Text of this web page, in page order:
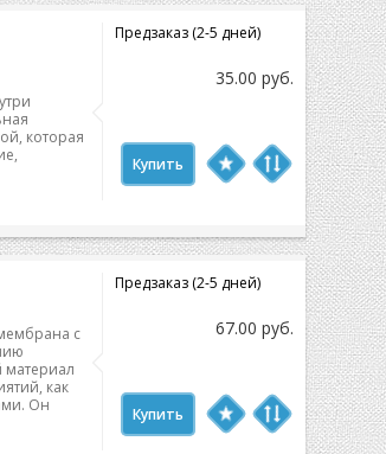
Предзаказ (2-5 дней)
35.00 руб.
Купить
которая
Предзаказ (2-5 дней)
67.00 руб.
Купить
с
как
Он